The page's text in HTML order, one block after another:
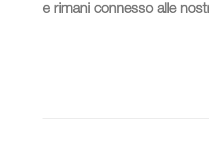
e rimani connesso alle